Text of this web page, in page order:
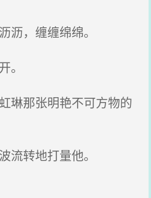
，缠缠绵绵。
。
琳那张明艳不可方物的
转地打量他。